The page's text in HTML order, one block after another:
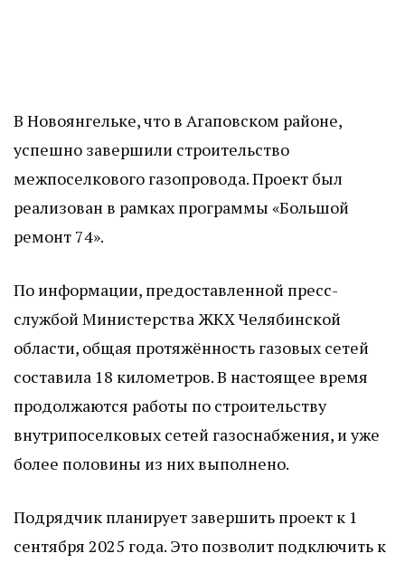
В Новоянгельке, что в Агаповском районе,
успешно завершили строительство
межпоселкового газопровода. Проект был
реализован в рамках программы «Большой
ремонт 74».
По информации, предоставленной пресс-
службой Министерства ЖКХ Челябинской
области, общая протяжённость газовых сетей
составила 18 километров. В настоящее время
продолжаются работы по строительству
внутрипоселковых сетей газоснабжения, и уже
более половины из них выполнено.
Подрядчик планирует завершить проект к 1
сентября 2025 года. Это позволит подключить к